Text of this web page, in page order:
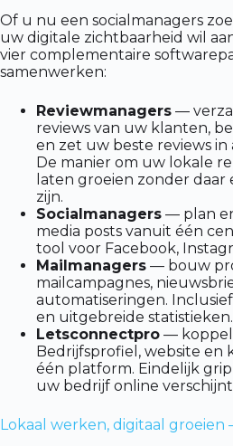
Of u nu een socialmanagers
uw digitale zichtbaarheid wil
vier complementaire
samenwerken:
Reviewmanagers —
reviews van uw klanten,
en zet uw beste reviews
De manier om uw lokale
laten groeien zonder daar
zijn.
Socialmanagers — plan
media posts vanuit één
tool voor Facebook,
Mailmanagers — bouw
mailcampagnes,
automatiseringen.
en uitgebreide statistieken.
Letsconnectpro — koppel
Bedrijfsprofiel, website en
één platform. Eindelijk
uw bedrijf online
Lokaal werken, digitaal groeien